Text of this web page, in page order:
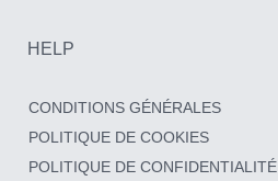
HELP
CONDITIONS GÉNÉRALES
POLITIQUE DE COOKIES
POLITIQUE DE CONFIDENTIALITÉ